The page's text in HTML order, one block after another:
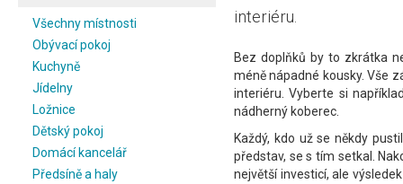
Všechny místnosti
Obývací pokoj
Kuchyně
Jídelny
Ložnice
Dětský pokoj
Domácí kancelář
Předsíně a haly
interiéru.
Bez doplňků by to zkrátka
méně nápadné kousky. Vše
interiéru. Vyberte si
nádherný koberec.
Každý, kdo už se někdy
představ, se s tím setkal.
největší investicí, ale